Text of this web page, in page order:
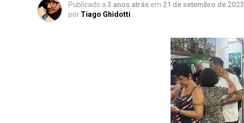
Publicado a 3 anos atrás em 21 de setembro de 2023
por Tiago Ghidotti